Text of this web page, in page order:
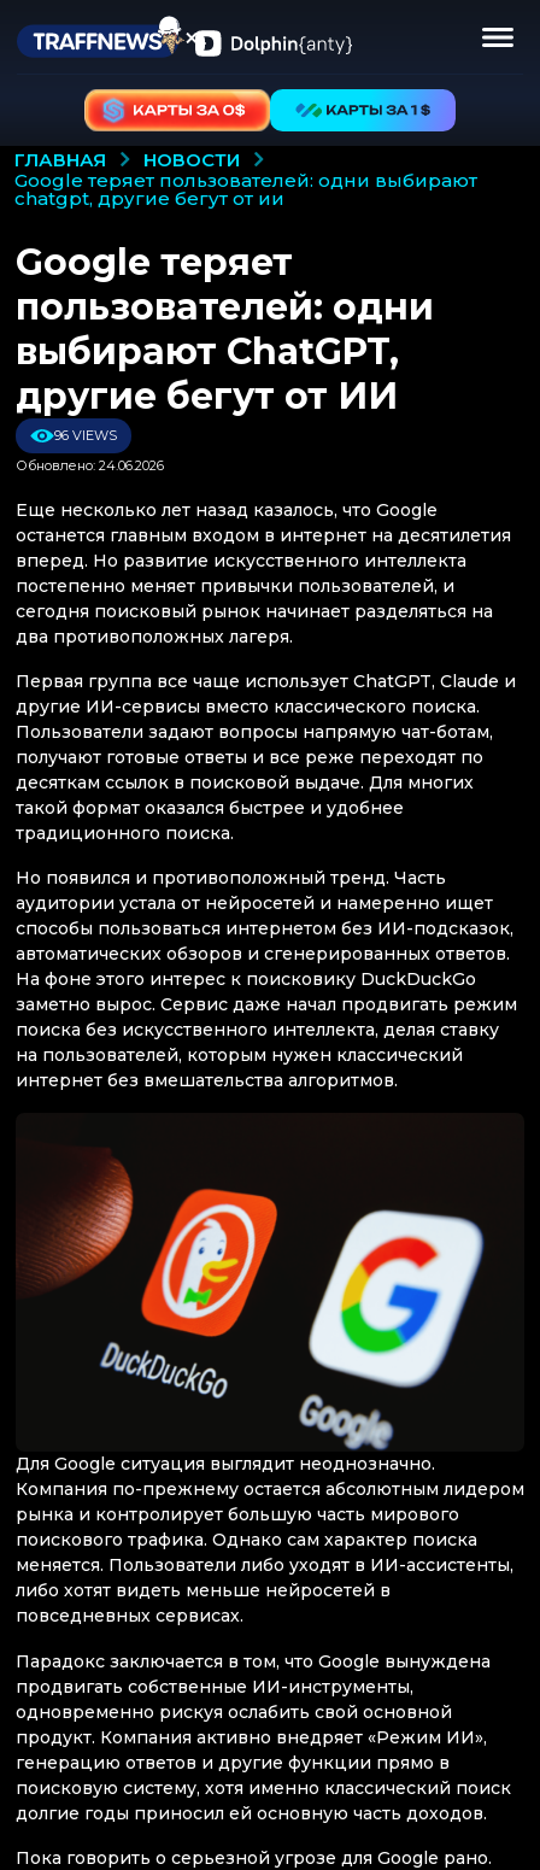
ГЛАВНАЯ
НОВОСТИ
google теряет пользователей: одни выбирают
chatgpt, другие бегут от ии
Google теряет
пользователей: одни
выбирают ChatGPT,
другие бегут от ИИ
96 VIEWS
Обновлено: 24.06.2026
Еще несколько лет назад казалось, что Google
останется главным входом в интернет на десятилетия
вперед. Но развитие искусственного интеллекта
постепенно меняет привычки пользователей, и
сегодня поисковый рынок начинает разделяться на
два противоположных лагеря.
Первая группа все чаще использует ChatGPT, Claude и
другие ИИ-сервисы вместо классического поиска.
Пользователи задают вопросы напрямую чат-ботам,
получают готовые ответы и все реже переходят по
десяткам ссылок в поисковой выдаче. Для многих
такой формат оказался быстрее и удобнее
традиционного поиска.
Но появился и противоположный тренд. Часть
аудитории устала от нейросетей и намеренно ищет
способы пользоваться интернетом без ИИ-подсказок,
автоматических обзоров и сгенерированных ответов.
На фоне этого интерес к поисковику DuckDuckGo
заметно вырос. Сервис даже начал продвигать режим
поиска без искусственного интеллекта, делая ставку
на пользователей, которым нужен классический
интернет без вмешательства алгоритмов.
Для Google ситуация выглядит неоднозначно.
Компания по-прежнему остается абсолютным лидером
рынка и контролирует большую часть мирового
поискового трафика. Однако сам характер поиска
меняется. Пользователи либо уходят в ИИ-ассистенты,
либо хотят видеть меньше нейросетей в
повседневных сервисах.
Парадокс заключается в том, что Google вынуждена
продвигать собственные ИИ-инструменты,
одновременно рискуя ослабить свой основной
продукт. Компания активно внедряет «Режим ИИ»,
генерацию ответов и другие функции прямо в
поисковую систему, хотя именно классический поиск
долгие годы приносил ей основную часть доходов.
Пока говорить о серьезной угрозе для Google рано.